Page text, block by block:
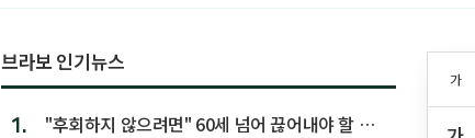
가
브라보 인기뉴스
1.
"후회하지 않으려면" 60세 넘어 끊어내야 할 사